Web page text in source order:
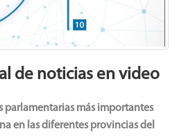
de noticias en video
parlamentarias más importantes
en las diferentes provincias del